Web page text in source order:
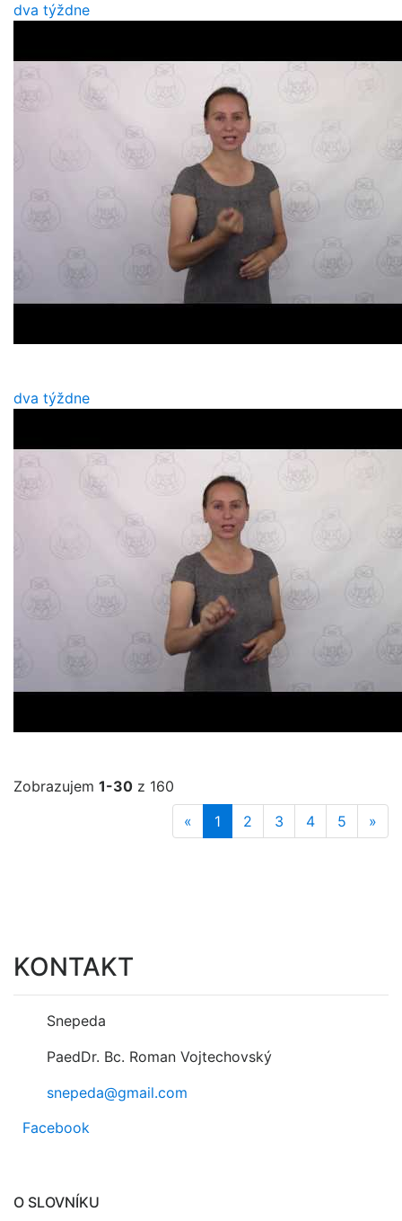
dva týždne
dva týždne
Zobrazujem 1-30 z 160
«
1 2 3 4 5 »
KONTAKT
Snepeda
PaedDr. Bc. Roman Vojtechovský
snepeda@gmail.com
Facebook
O SLOVNÍKU